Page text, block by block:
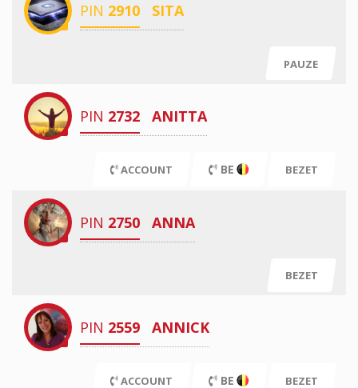
PIN 2910 SITA
PAUZE
PIN 2732 ANITTA
ACCOUNT BE BEZET
PIN 2750 ANNA
BEZET
PIN 2559 ANNICK
ACCOUNT BE BEZET